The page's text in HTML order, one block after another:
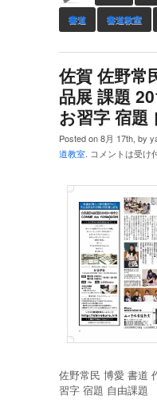
書道 書道教室
佐賀 佐野常
品展 課題
お習字 宿題
Posted on 8月 17th, by
道教室. コメントは受け
佐野常民 博愛 書道
習字 宿題 自由課題